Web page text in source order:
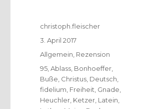
Autor
christoph.fleischer
Veröffentlicht
am
3. April 2017
Kategorien
Allgemein Rezension
Schlagwörter
95 ,Ablass Bonhoeffer
Buße Christus Deutsch
fidelium Freiheit Gnade
Heuchler Ketzer Latein